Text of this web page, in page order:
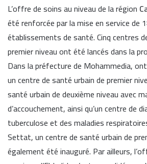
L’offre de soins au niveau de la région
été renforcée par la mise en service de
établissements de santé. Cinq centres
premier niveau ont été lancés dans la
Dans la préfecture de Mohammedia,
un centre de santé urbain de premier
santé urbain de deuxième niveau avec
d’accouchement, ainsi qu’un centre de
tuberculose et des maladies
Settat, un centre de santé urbain de
également été inauguré. Par ailleurs,